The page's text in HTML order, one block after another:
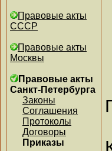
Правовые акты
СССР
Правовые акты
Москвы
Правовые акты
Санкт-Петербурга
Законы
Соглашения
Протоколы
Договоры
Приказы